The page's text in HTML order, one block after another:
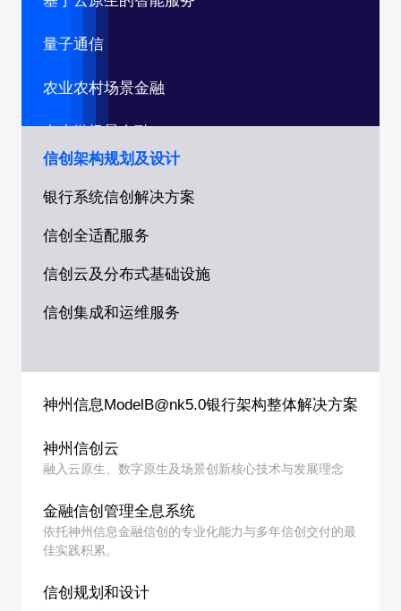
量子通信
农业农村场景金融
信创架构规划及设计
银行系统信创解决方案
信创全适配服务
信创云及分布式基础设施
信创集成和运维服务
神州信息ModelB@nk5.0银行架构整体解决方案
神州信创云
融入云原生、数字原生及场景创新核心技术与发展理念
金融信创管理全息系统
依托神州信息金融信创的专业化能力与多年信创交付的最
佳实践积累。
信创规划和设计